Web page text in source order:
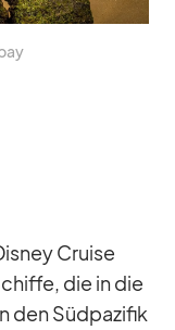
Cruise
die in die
den Süd­pa­zi­fik